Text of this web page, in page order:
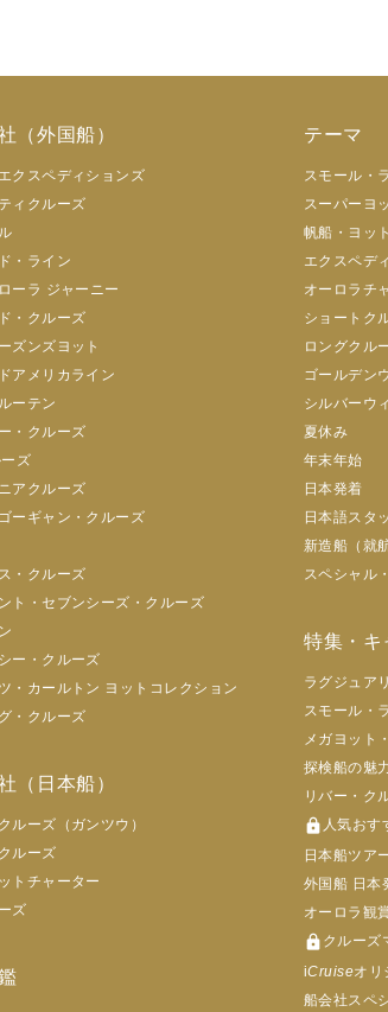
（外国船）
クスペディションズ
ィクルーズ
・ライン
ーラ ジャーニー
・クルーズ
ズンズヨット
アメリカライン
ーテン
・クルーズ
ズ
アクルーズ
ーギャン・クルーズ
・クルーズ
ト・セブンシーズ・クルーズ
ー・クルーズ
・カールトン ヨットコレクション
・クルーズ
（日本船）
ルーズ（ガンツウ）
ルーズ
トチャーター
ズ
テーマ
スモール・
スーパーヨ
帆船・ヨッ
エクスペデ
オーロラチ
ショートク
ロングクル
ゴールデン
シルバーウ
夏休み
年末年始
日本発着
日本語スタ
新造船（就
スペシャル
特集・キ
ラグジュア
スモール・
メガヨット
探検船の魅
リバー・ク
lock 人気おす
日本船ツア
外国船 日本
オーロラ観
lock クルーズ
iCruiseオリ
船会社スペ